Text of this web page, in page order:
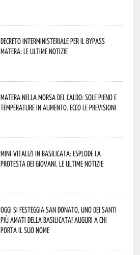
Decreto interministeriale per il Bypass
Matera: le ultime notizie
Matera nella morsa del caldo: sole pieno e
temperature in aumento. Ecco le previsioni
Mini-vitalizi in Basilicata: esplode la
protesta dei giovani. Le ultime notizie
Oggi si festeggia San Donato, uno dei Santi
più amati della Basilicata! Auguri a chi
porta il suo nome